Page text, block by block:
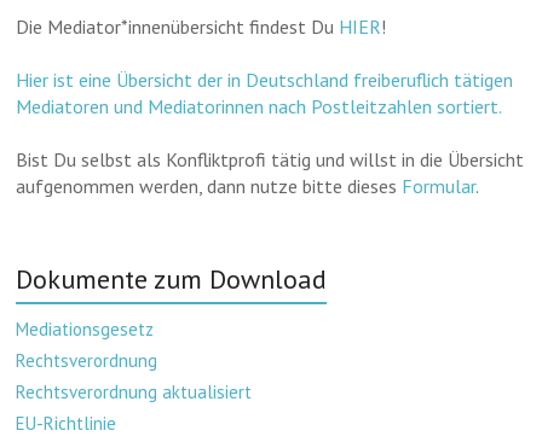
Die Mediator*innenübersicht findest Du HIER!
Hier ist eine Übersicht der in Deutschland freiberuflich tätigen
Mediatoren und Mediatorinnen nach Postleitzahlen sortiert.
Bist Du selbst als Konfliktprofi tätig und willst in die Übersicht
aufgenommen werden, dann nutze bitte dieses Formular.
Dokumente zum Download
Mediationsgesetz
Rechtsverordnung
Rechtsverordnung aktualisiert
EU-Richtlinie